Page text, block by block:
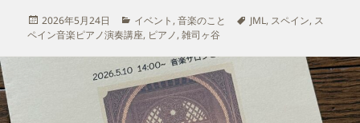
投
稿
2026年5月24日
カ
テ
リ
ー
イベント ,音楽のこと
タ
JML, スペイン, ス
ペイン音楽ピアノ演奏講座, ピアノ,雑司ヶ谷